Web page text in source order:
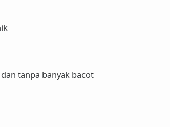
tanpa banyak bacot